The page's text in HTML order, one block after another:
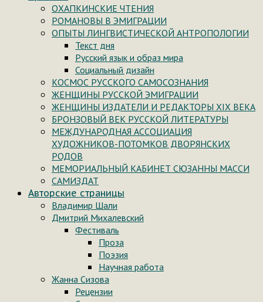
ОХАПКИНСКИЕ ЧТЕНИЯ
РОМАНОВЫ В ЭМИГРАЦИИ
ОПЫТЫ ЛИНГВИСТИЧЕСКОЙ АНТРОПОЛОГИИ
Текст дня
Русский язык и образ мира
Социальный дизайн
КОСМОС РУССКОГО САМОСОЗНАНИЯ
ЖЕНЩИНЫ РУССКОЙ ЭМИГРАЦИИ
ЖЕНЩИНЫ ИЗДАТЕЛИ И РЕДАКТОРЫ XIX ВЕКА
БРОНЗОВЫЙ ВЕК РУССКОЙ ЛИТЕРАТУРЫ
МЕЖДУНАРОДНАЯ АССОЦИАЦИЯ
ХУДОЖНИКОВ-ПОТОМКОВ ДВОРЯНСКИХ
РОДОВ
МЕМОРИАЛЬНЫЙ КАБИНЕТ СЮЗАННЫ МАССИ
САМИЗДАТ
Авторские страницы
Владимир Шали
Дмитрий Михалевский
Фестиваль
Проза
Поэзия
Научная работа
Жанна Сизова
Рецензии